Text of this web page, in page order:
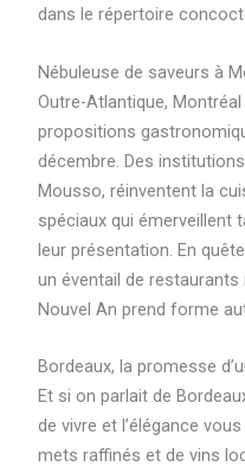
dans le répertoire
Nébuleuse de saveurs à
Outre-Atlantique,
propositions
décembre. Des
Mousso, réinventent la
spéciaux qui émerveillent
leur présentation. En
un éventail de
Nouvel An prend forme
Bordeaux, la promesse
Et si on parlait de
de vivre et l’élégance
mets raffinés et de vins